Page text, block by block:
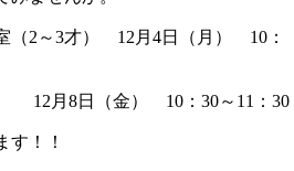
2～3才） 12月4日（月） 10：
12月8日（金） 10：30～11：30
！！